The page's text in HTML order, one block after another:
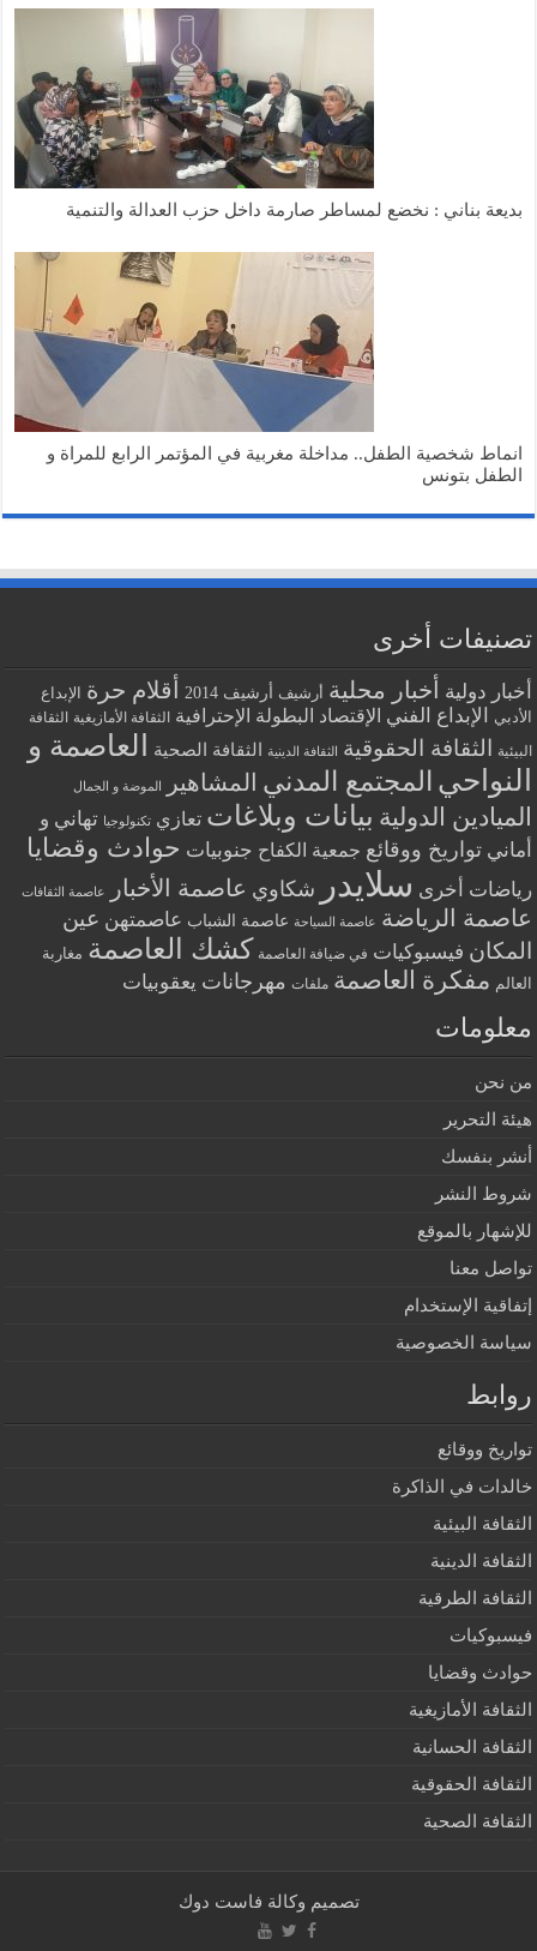
بديعة بناني : نخضع لمساطر صارمة داخل حزب العدالة والتنمية
انماط شخصية الطفل.. مداخلة مغربية في المؤتمر الرابع للمراة و
الطفل بتونس
تصنيفات أخرى
أخبار دولية أخبار محلية أرشيف أرشيف 2014 أقلام حرة
الإبداع
الأدبي
الإبداع الفني الإقتصاد البطولة الإحترافية الثقافة الأمازيغية الثقافة
البيئية الثقافة الحقوقية الثقافة الدينية الثقافة الصحية
العاصمة و
النواحي المجتمع المدني المشاهير الموضة و الجمال
الميادين الدولية بيانات وبلاغات تعازي تكنولوجيا تهاني و
أماني تواريخ ووقائع جمعية الكفاح جنوبيات حوادث وقضايا
رياضات أخرى سلايدر شكاوي عاصمة الأخبار عاصمة الثقافات
عاصمة الرياضة عاصمة السياحة عاصمة الشباب عاصمتهن عين
المكان فيسبوكيات في ضيافة العاصمة كشك العاصمة مغاربة
العالم مفكرة العاصمة ملفات مهرجانات يعقوبيات
معلومات
من نحن
هيئة التحرير
أنشر بنفسك
شروط النشر
للإشهار بالموقع
تواصل معنا
إتفاقية الإستخدام
سياسة الخصوصية
روابط
تواريخ ووقائع
خالدات في الذاكرة
الثقافة البيئية
الثقافة الدينية
الثقافة الطرقية
فيسبوكيات
حوادث وقضايا
الثقافة الأمازيغية
الثقافة الحسانية
الثقافة الحقوقية
الثقافة الصحية
تصميم وكالة فاست دوك